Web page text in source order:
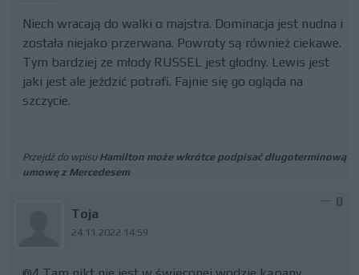
Niech wracają do walki o majstra. Dominacja jest nudna i
została niejako przerwana. Powroty są również ciekawe.
Tym bardziej ze młody RUSSEL jest głodny. Lewis jest
jaki jest ale jeździć potrafi. Fajnie się go ogląda na
szczycie.
Przejdź do wpisu Hamilton może wkrótce podpisać długoterminową
umowę z Mercedesem
Toja
24.11.2022 14:59
0